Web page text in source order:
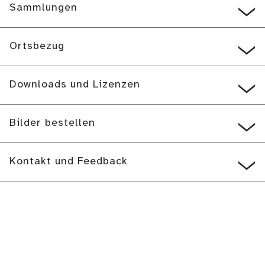
Sammlungen
Ortsbezug
Downloads und Lizenzen
Bilder bestellen
Kontakt und Feedback